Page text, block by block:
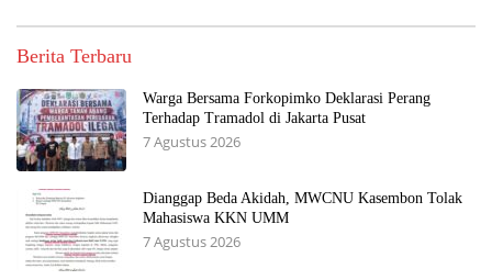
Berita Terbaru
Warga Bersama Forkopimko Deklarasi Perang
Terhadap Tramadol di Jakarta Pusat
7 Agustus 2026
Dianggap Beda Akidah, MWCNU Kasembon Tolak
Mahasiswa KKN UMM
7 Agustus 2026